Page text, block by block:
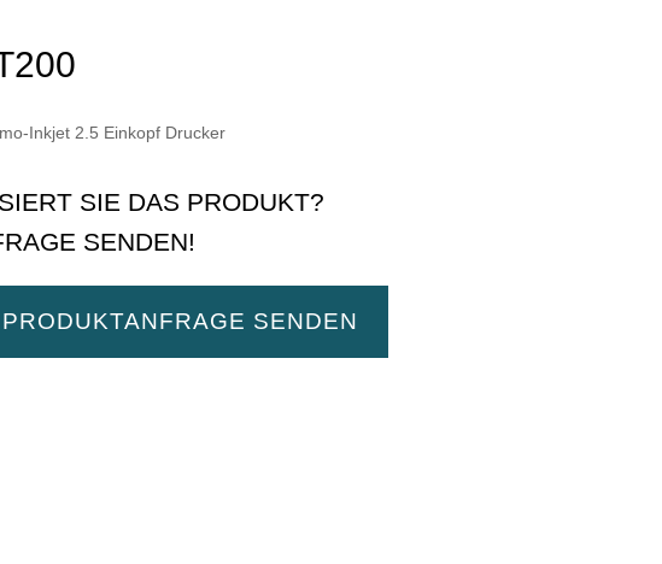
Inkjet 2.5 Einkopf Drucker
SIE DAS PRODUKT?
SENDEN!
SENDEN